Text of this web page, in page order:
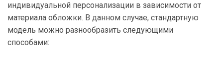
индивидуальной персонализации в зависимости от
материала обложки. В данном случае, стандартную
модель можно разнообразить следующими
способами: